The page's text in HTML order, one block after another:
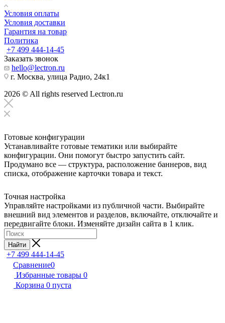
Условия оплаты
Условия доставки
Гарантия на товар
Политика
+7 499 444-14-45
Заказать звонок
hello@lectron.ru
г. Москва, улица Радио, 24к1
2026 © All rights reserved Lectron.ru
Готовые конфигурации
Устанавливайте готовые тематики или выбирайте
конфигурации. Они помогут быстро запустить сайт.
Продумано все — структура, расположение баннеров, вид
списка, отображение карточки товара и текст.
Точная настройка
Управляйте настройками из публичной части. Выбирайте
внешний вид элементов и разделов, включайте, отключайте и
передвигайте блоки. Изменяйте дизайн сайта в 1 клик.
Найти
+7 499 444-14-45
Сравнение0
Избранные товары 0
Корзина 0 пуста